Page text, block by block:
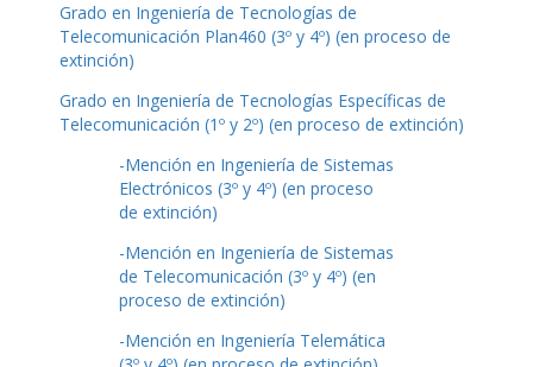
Grado en Ingeniería de Tecnologías de
Telecomunicación Plan460 (3º y 4º) (en proceso de
extinción)
Grado en Ingeniería de Tecnologías Específicas de
Telecomunicación (1º y 2º) (en proceso de extinción)
-Mención en Ingeniería de Sistemas
Electrónicos (3º y 4º) (en proceso
de extinción)
-Mención en Ingeniería de Sistemas
de Telecomunicación (3º y 4º) (en
proceso de extinción)
-Mención en Ingeniería Telemática